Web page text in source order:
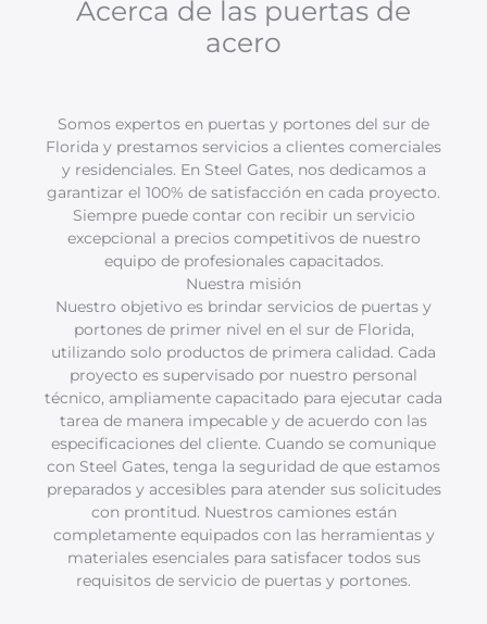
Acerca de las puertas de
acero
Somos expertos en puertas y portones del sur de
Florida y prestamos servicios a clientes comerciales
y residenciales. En Steel Gates, nos dedicamos a
garantizar el 100% de satisfacción en cada proyecto.
Siempre puede contar con recibir un servicio
excepcional a precios competitivos de nuestro
equipo de profesionales capacitados.
Nuestra misión
Nuestro objetivo es brindar servicios de puertas y
portones de primer nivel en el sur de Florida,
utilizando solo productos de primera calidad. Cada
proyecto es supervisado por nuestro personal
técnico, ampliamente capacitado para ejecutar cada
tarea de manera impecable y de acuerdo con las
especificaciones del cliente. Cuando se comunique
con Steel Gates, tenga la seguridad de que estamos
preparados y accesibles para atender sus solicitudes
con prontitud. Nuestros camiones están
completamente equipados con las herramientas y
materiales esenciales para satisfacer todos sus
requisitos de servicio de puertas y portones.